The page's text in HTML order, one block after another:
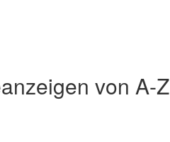
von A-Z